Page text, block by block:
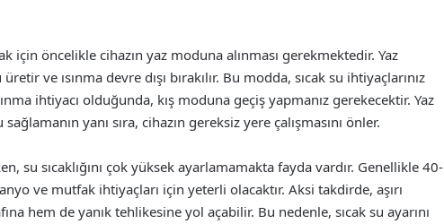
için öncelikle cihazın yaz moduna alınması gerekmektedir. Yaz
ve ısınma devre dışı bırakılır. Bu modda, sıcak su ihtiyaçlarınız
ihtiyacı olduğunda, kış moduna geçiş yapmanız gerekecektir. Yaz
yanı sıra, cihazın gereksiz yere çalışmasını önler.
su sıcaklığını çok yüksek ayarlamamakta fayda vardır. Genellikle 40-
ve mutfak ihtiyaçları için yeterli olacaktır. Aksi takdirde, aşırı
hem de yanık tehlikesine yol açabilir. Bu nedenle, sıcak su ayarını